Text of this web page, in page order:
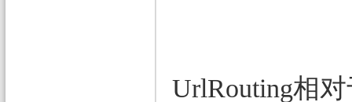
UrlRouting相